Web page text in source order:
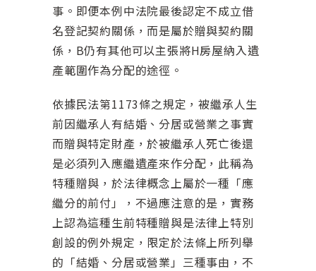
事。即便本例中法院最後認定不成立借
名登記契約關係，而是屬於贈與契約關
係，B仍有其他可以主張將H房屋納入遺
產範圍作為分配的途徑。
依據民法第1173條之規定，被繼承人生
前因繼承人有結婚、分居或營業之事實
而贈與特定財產，於被繼承人死亡後還
是必須列入應繼遺產來作分配，此稱為
特種贈與，於法律概念上屬於一種「應
繼分的前付」，不過應注意的是，實務
上認為這種生前特種贈與是法律上特別
創設的例外規定，限定於法條上所列舉
的「結婚、分居或營業」三種事由，不